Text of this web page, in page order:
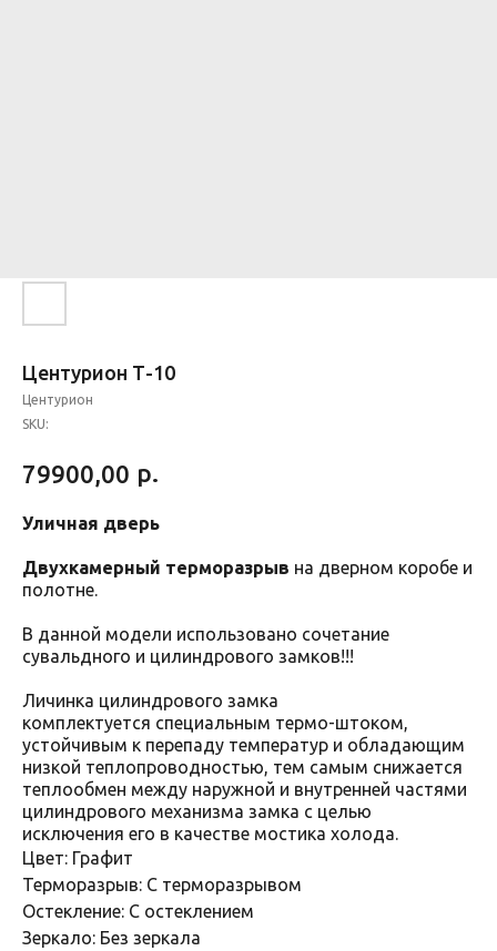
Центурион Т-10
Центурион
SKU:
79900,00 р.
Уличная дверь
Двухкамерный терморазрыв на дверном коробе и
полотне.
В данной модели использовано сочетание
сувальдного и цилиндрового замков!!!
Личинка цилиндрового замка
комплектуется специальным термо-штоком,
устойчивым к перепаду температур и обладающим
низкой теплопроводностью, тем самым снижается
теплообмен между наружной и внутренней частями
цилиндрового механизма замка с целью
исключения его в качестве мостика холода.
Цвет: Графит
Терморазрыв: С терморазрывом
Остекление: С остеклением
Зеркало: Без зеркала